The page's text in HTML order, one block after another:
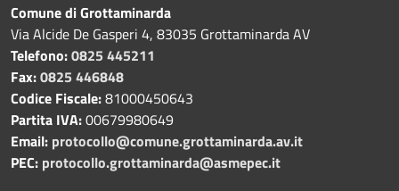
Comune di Grottaminarda
Via Alcide De Gasperi 4, 83035 Grottaminarda AV
Telefono:0825 445211
Fax:0825 446848
Codice Fiscale:81000450643
Partita IVA:00679980649
Email: protocollo@comune.grottaminarda.av.it
PEC: protocollo.grottaminarda@asmepec.it